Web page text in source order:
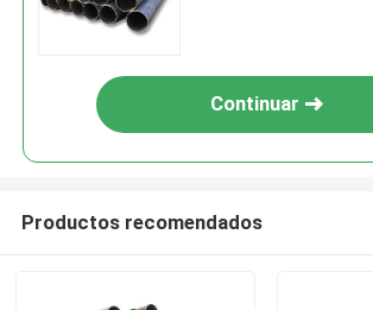
Continuar
Productos recomendados